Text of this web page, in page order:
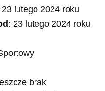
23 lutego 2024 roku
: 23 lutego 2024 roku
brak